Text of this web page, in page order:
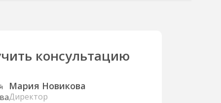
консультацию
Мария Новикова
Директор